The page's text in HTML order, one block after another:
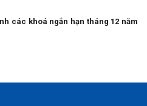
các khoá ngắn hạn tháng 12 năm